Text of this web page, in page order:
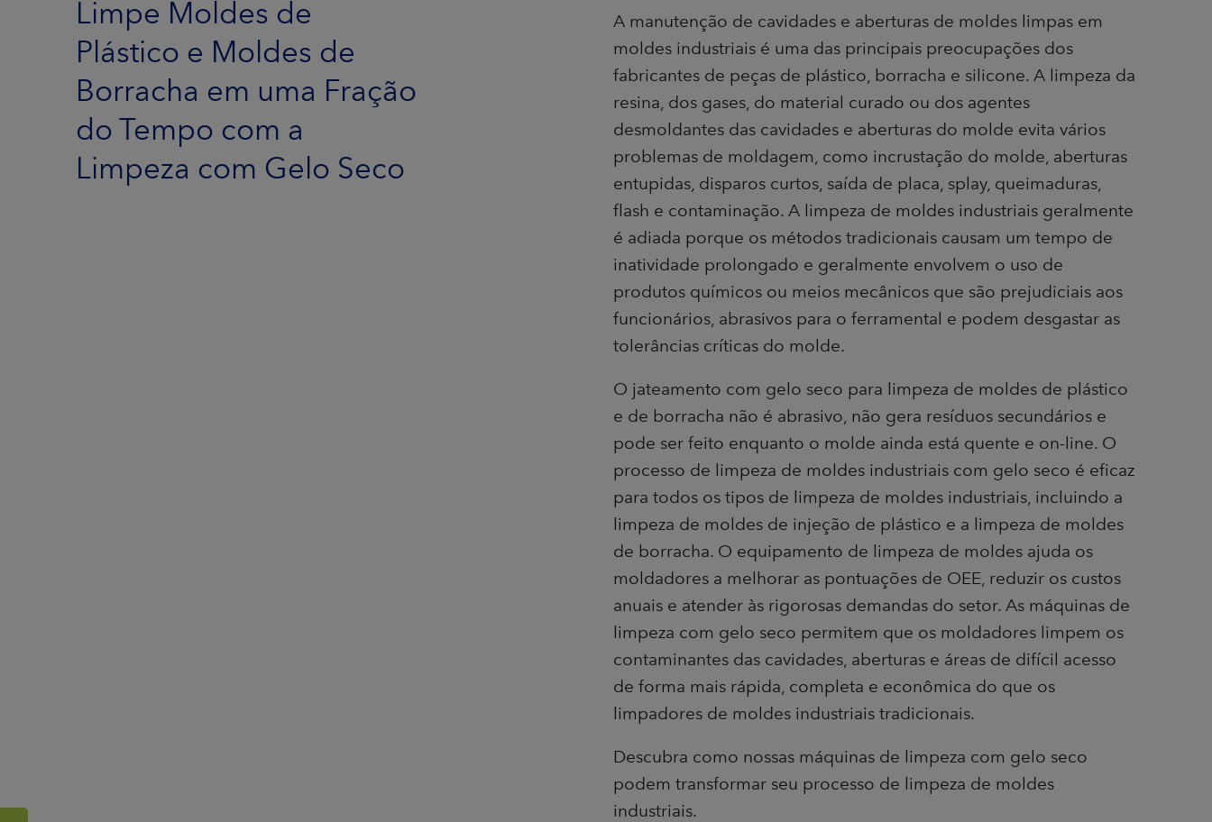
Limpe Moldes de
Plástico e Moldes de
Borracha em uma Fração
do Tempo com a
Limpeza com Gelo Seco
A manutenção de cavidades e aberturas de moldes limpas em
moldes industriais é uma das principais preocupações dos
fabricantes de peças de plástico, borracha e silicone. A limpeza da
resina, dos gases, do material curado ou dos agentes
desmoldantes das cavidades e aberturas do molde evita vários
problemas de moldagem, como incrustação do molde, aberturas
entupidas, disparos curtos, saída de placa, splay, queimaduras,
flash e contaminação. A limpeza de moldes industriais geralmente
é adiada porque os métodos tradicionais causam um tempo de
inatividade prolongado e geralmente envolvem o uso de
produtos químicos ou meios mecânicos que são prejudiciais aos
funcionários, abrasivos para o ferramental e podem desgastar as
tolerâncias críticas do molde.
O jateamento com gelo seco para limpeza de moldes de plástico
e de borracha não é abrasivo, não gera resíduos secundários e
pode ser feito enquanto o molde ainda está quente e on-line. O
processo de limpeza de moldes industriais com gelo seco é eficaz
para todos os tipos de limpeza de moldes industriais, incluindo a
limpeza de moldes de injeção de plástico e a limpeza de moldes
de borracha. O equipamento de limpeza de moldes ajuda os
moldadores a melhorar as pontuações de OEE, reduzir os custos
anuais e atender às rigorosas demandas do setor. As máquinas de
limpeza com gelo seco permitem que os moldadores limpem os
contaminantes das cavidades, aberturas e áreas de difícil acesso
de forma mais rápida, completa e econômica do que os
limpadores de moldes industriais tradicionais.
Descubra como nossas máquinas de limpeza com gelo seco
podem transformar seu processo de limpeza de moldes
industriais.